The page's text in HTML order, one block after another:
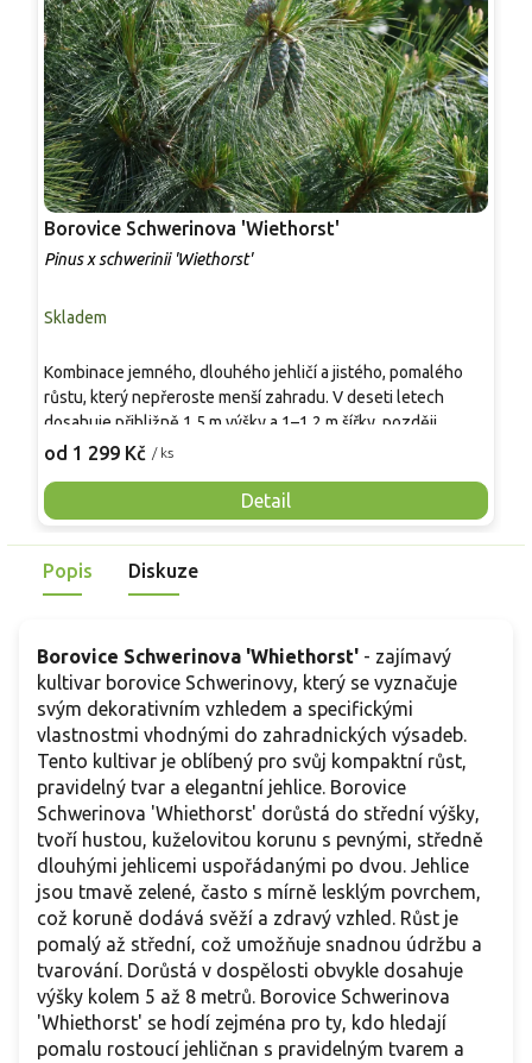
Borovice Schwerinova 'Wiethorst'
Pinus x schwerinii 'Wiethorst'
Skladem
od 1 299 Kč / ks
Detail
Kombinace jemného, dlouhého jehličí a jistého, pomalého
růstu, který nepřeroste menší zahradu. V deseti letech
dosahuje přibližně 1,5 m výšky a 1–1,2 m šířky, později
dorůstá asi 2–2,5 m. Hustá, široce kuželovitá koruna nese
podtónem a brzy také výrazné, smolnaté šišky. Uplatní se
jako solitéra ve štěrkovém záhonu, ve skalce i v
předzahrádce, kde dává po celý rok stálý, uklidňující akcent.
Popis Diskuze
Borovice Schwerinova 'Whiethorst' - zajímavý
kultivar borovice Schwerinovy, který se vyznačuje
svým dekorativním vzhledem a specifickými
vlastnostmi vhodnými do zahradnických výsadeb.
Tento kultivar je oblíbený pro svůj kompaktní růst,
pravidelný tvar a elegantní jehlice. Borovice
Schwerinova 'Whiethorst' dorůstá do střední výšky,
tvoří hustou, kuželovitou korunu s pevnými, středně
dlouhými jehlicemi uspořádanými po dvou. Jehlice
jsou tmavě zelené, často s mírně lesklým povrchem,
což koruně dodává svěží a zdravý vzhled. Růst je
pomalý až střední, což umožňuje snadnou údržbu a
tvarování. Dorůstá v dospělosti obvykle dosahuje
výšky kolem 5 až 8 metrů. Borovice Schwerinova
'Whiethorst' se hodí zejména pro ty, kdo hledají
pomalu rostoucí jehličnan s pravidelným tvarem a